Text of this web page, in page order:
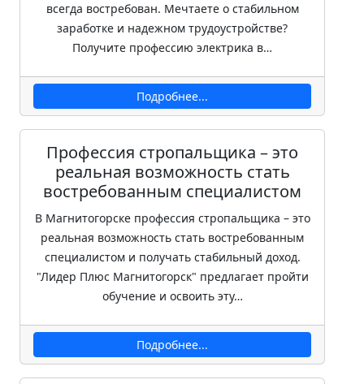
всегда востребован. Мечтаете о стабильном
заработке и надежном трудоустройстве?
Получите профессию электрика в…
Подробнее...
Профессия стропальщика – это
реальная возможность стать
востребованным специалистом
В Магнитогорске профессия стропальщика – это
реальная возможность стать востребованным
специалистом и получать стабильный доход.
"Лидер Плюс Магнитогорск" предлагает пройти
обучение и освоить эту…
Подробнее...